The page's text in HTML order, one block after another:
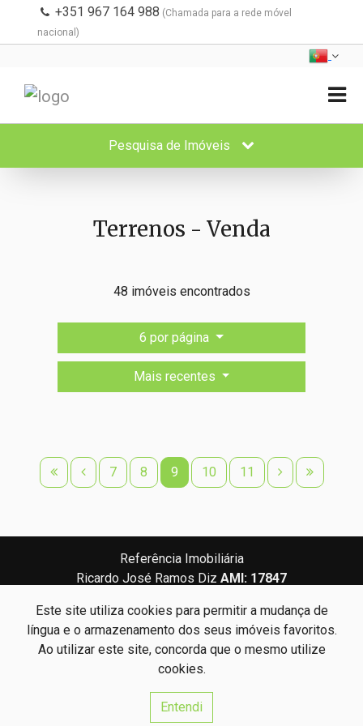
Este site utiliza cookies para permitir a mudança de
língua e o armazenamento dos seus imóveis favoritos.
Ao utilizar este site, concorda que o mesmo utilize
cookies.
Entendi
+351 967 164 988 (Chamada para a rede móvel
nacional)
Pesquisa de Imóveis
Terrenos - Venda
48 imóveis encontrados
6 por página
Mais recentes
7 8 9 10 11
Referência Imobiliária
Ricardo José Ramos Diz AMI: 17847
Centros de Resolução de Litígios
Política de Privacidade
Livro de Reclamações
©2026Powered by